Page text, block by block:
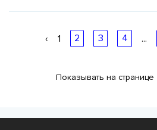
‹ 1 2 3 4 ...
Показывать на странице